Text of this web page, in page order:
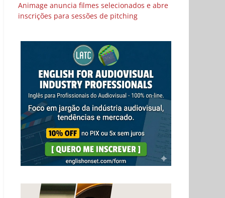
Animage anuncia filmes selecionados e abre
inscrições para sessões de pitching